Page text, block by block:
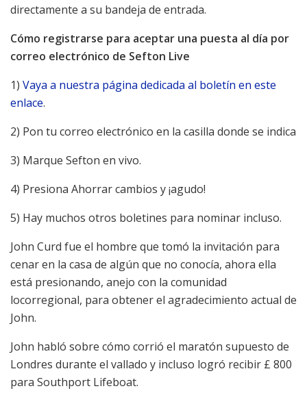
directamente a su bandeja de entrada.
Cómo registrarse para aceptar una puesta al día por
correo electrónico de Sefton Live
1) Vaya a nuestra página dedicada al boletín en este
enlace.
2) Pon tu correo electrónico en la casilla donde se indica
3) Marque Sefton en vivo.
4) Presiona Ahorrar cambios y ¡agudo!
5) Hay muchos otros boletines para nominar incluso.
John Curd fue el hombre que tomó la invitación para
cenar en la casa de algún que no conocía, ahora ella
está presionando, anejo con la comunidad
locorregional, para obtener el agradecimiento actual de
John.
John habló sobre cómo corrió el maratón supuesto de
Londres durante el vallado y incluso logró recibir £ 800
para Southport Lifeboat.